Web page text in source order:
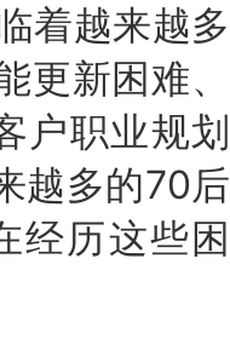
着越来越多
更新困难、
户职业规划
越多的70后
经历这些困